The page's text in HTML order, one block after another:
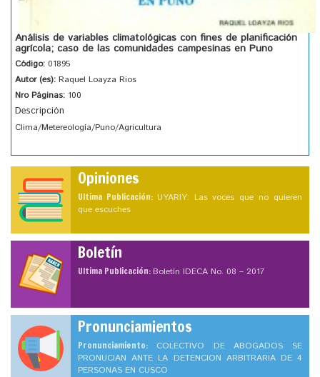
Análisis de variables climatológicas con fines de planificación
agrícola; caso de las comunidades campesinas en Puno
Código: 01895
Autor (es): Raquel Loayza Rios
Nro Páginas: 100
Descripción
Clima/Metereología/Puno/Agricultura
Opiniones
Ultima Publicación: UYARIY: Las voces que no quieren
que escuches
Boletín
Ultima Publicación:Boletín IDECA No. 08 – 2017
Pronunciamientos
Pronunciamiento: COLECTIVO DE ABOGADOS SE
PRONUCIAN ANTE LA DETENCION ARBITRARIA DE 4
PERSONAS EN CUSCO